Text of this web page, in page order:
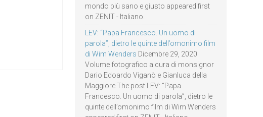
mondo più sano e giusto appeared first
on ZENIT - Italiano.
LEV: “Papa Francesco. Un uomo di
parola”, dietro le quinte dell’omonimo film
di Wim Wenders Dicembre 29, 2020
Volume fotografico a cura di monsignor
Dario Edoardo Viganò e Gianluca della
Maggiore The post LEV: “Papa
Francesco. Un uomo di parola”, dietro le
quinte dell’omonimo film di Wim Wenders